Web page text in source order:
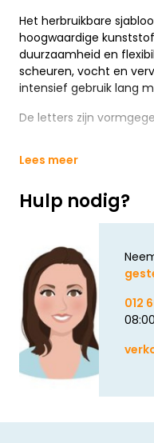
Het herbruikbare
hoogwaardige
duurzaamheid en
scheuren, vocht en
intensief gebruik lang
De letters zijn
Lees meer
Hulp nodig?
012